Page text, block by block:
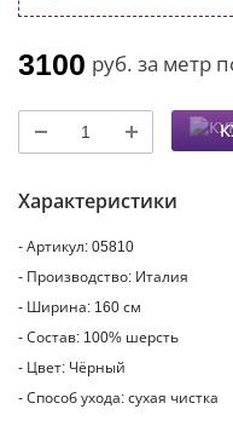
3100 руб. за метр
Характеристики
- Артикул: 05810
- Производство: Италия
- Ширина: 160 см
- Состав: 100% шерсть
- Цвет: Чёрный
- Способ ухода: сухая чистка